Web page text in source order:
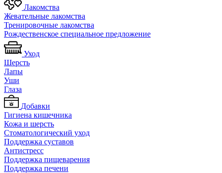
Лакомства
Жевательные лакомства
Тренировочные лакомства
Рождественское специальное предложение
Уход
Шерсть
Лапы
Уши
Глаза
Добавки
Гигиена кишечника
Кожа и шерсть
Cтоматологический уход
Поддержка суставов
Антистресс
Поддержка пищеварения
Поддержка печени